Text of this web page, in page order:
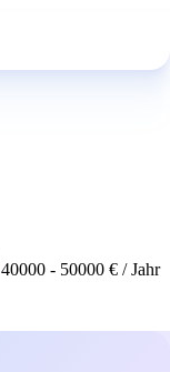
40000 - 50000 € / Jahr